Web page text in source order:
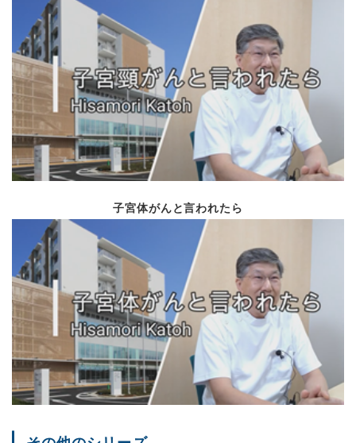
Vol.76 令和元年12月
神奈川県立がんセンタ
リレー・フォー・ラ
がん薬物療法部会の取
Vol.75 令和元年9月
がんゲノム医療につい
前立腺センター1年を
イベント
Vol.74 令和元年5月
就任のご挨拶
がんゲノム診療科新設
新任の紹介 等
Vol.73 平成31年3月
市民公開講座
学会報告
腫瘍内科診療科紹介
子宮体がんと言われたら